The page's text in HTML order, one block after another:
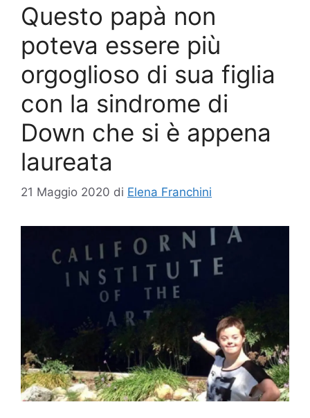
Questo papà non
poteva essere più
orgoglioso di sua figlia
con la sindrome di
Down che si è appena
laureata
21 Maggio 2020 di Elena Franchini